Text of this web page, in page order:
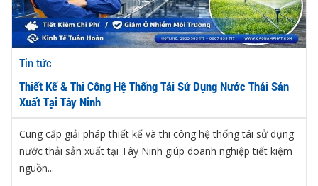
Tin tức
Thiết Kế & Thi Công Hệ Thống Tái Sử Dụng Nước Thải Sản
Xuất Tại Tây Ninh
Cung cấp giải pháp thiết kế và thi công hệ thống tái sử dụng
nước thải sản xuất tại Tây Ninh giúp doanh nghiệp tiết kiệm
nguồn...